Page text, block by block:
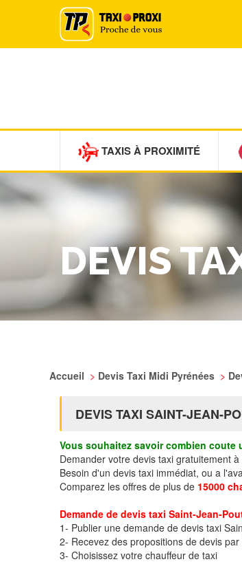
TAXIS À PROXIMITÉ
DEVIS
Accueil > Devis Taxi Midi Pyrénées >
DEVIS TAXI SAINT-JEAN-
Vous souhaitez savoir combien
Demander votre devis taxi gratuitement
Besoin d'un devis taxi immédiat, ou a
Comparez les offres de plus de 15000
Demande de devis taxi Saint-Jean-
1- Publier une demande de devis taxi
2- Recevez des propositions de devis par
3- Choisissez votre chauffeur de taxi